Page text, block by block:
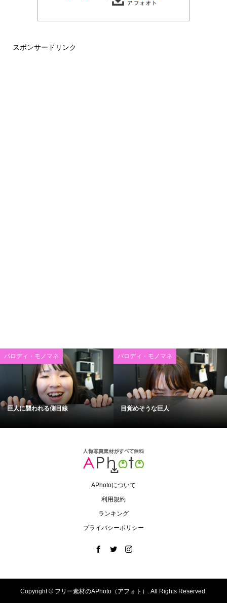
スポンサードリンク
パロディ・モノマネ
巨人に襲われる側目線
パロディ・モノマネ
目覚めそうな巨人
APhotoについて
利用規約
ランキング
プライバシーポリシー
Copyright © フリー素材のAPhoto（アフォト）. All Rights Reserved.